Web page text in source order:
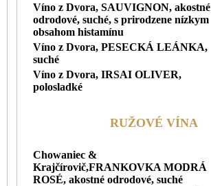
Víno z Dvora, SAUVIGNON, akostné
odrodové, suché, s prirodzene nízkym
obsahom histamínu
Víno z Dvora, PESECKÁ LEÁNKA,
suché
Víno z Dvora, IRSAI OLIVER,
polosladké
RUŽOVÉ VÍNA
Chowaniec &
Krajčírovič,FRANKOVKA MODRÁ
ROSÉ, akostné odrodové, suché